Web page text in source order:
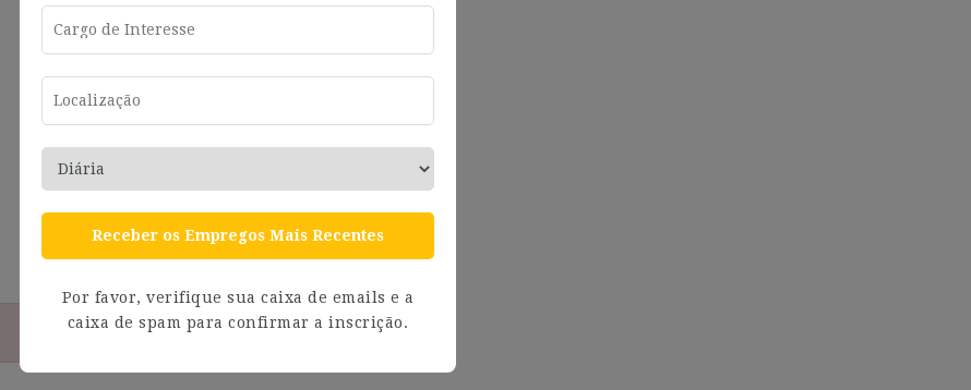
Receber os Empregos Mais Recentes
Por favor, verifique sua caixa de emails e a
caixa de spam para confirmar a inscrição.